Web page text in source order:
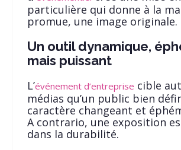
particulière qui donne à la
promue, une image originale.
Un outil dynamique,
mais puissant
L’événement d’entreprise cible
médias qu’un public bien
caractère changeant et
A contrario, une exposition
dans la durabilité.